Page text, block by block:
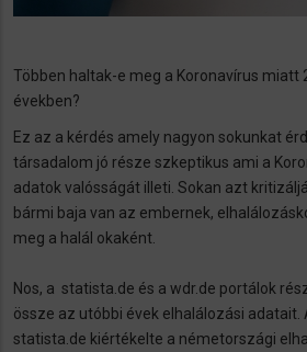
Többen haltak-e meg a Koronavírus miatt
években?
Ez az a kérdés amely nagyon sokunkat
társadalom jó része szkeptikus ami a
adatok valósságát illeti. Sokan azt
bármi baja van az embernek,
meg a halál okaként.
Nos, a statista.de és a wdr.de portálok
össze az utóbbi évek elhalálozási adatait.
statista.de kiértékelte a németországi